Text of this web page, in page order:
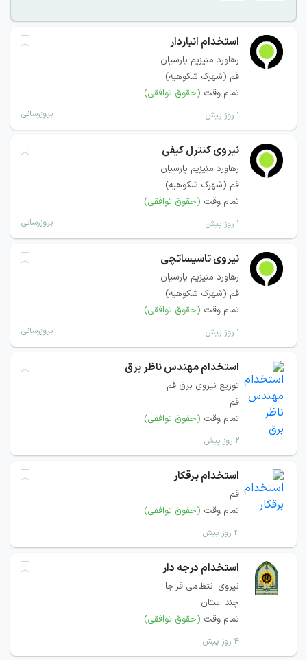
استخدام انباردار
رهاورد منیزیم پارسیان
قم (شهرک شکوهیه)
تمام وقت (حقوق توافقی)
۱ روز پیش بروزرسانی
نیروی کنترل کیفی
رهاورد منیزیم پارسیان
قم (شهرک شکوهیه)
تمام وقت (حقوق توافقی)
۱ روز پیش بروزرسانی
نیروی تاسیساتچی
رهاورد منیزیم پارسیان
قم (شهرک شکوهیه)
تمام وقت (حقوق توافقی)
۱ روز پیش بروزرسانی
استخدام مهندس ناظر برق
توزیع نیروی برق قم
قم
تمام وقت (حقوق توافقی)
۲ روز پیش
استخدام برقکار
قم
تمام وقت (حقوق توافقی)
۴ روز پیش
استخدام درجه دار
نیروی انتظامی فراجا
چند استان
تمام وقت (حقوق توافقی)
۴ روز پیش